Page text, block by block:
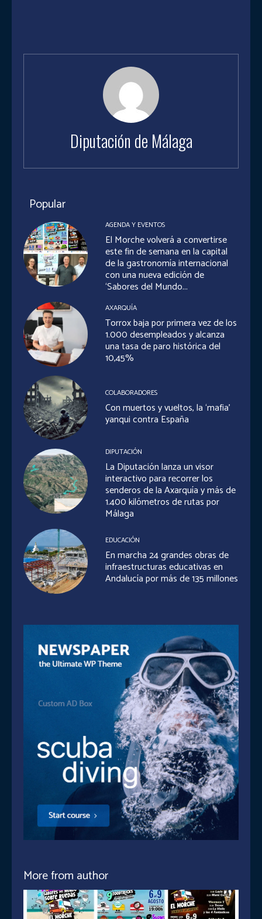
Diputación de Málaga
Popular
AGENDA Y EVENTOS
El Morche volverá a convertirse
este fin de semana en la capital
de la gastronomía internacional
con una nueva edición de
‘Sabores del Mundo...
AXARQUÍA
Torrox baja por primera vez de los
1.000 desempleados y alcanza
una tasa de paro histórica del
10,45%
COLABORADORES
Con muertos y vueltos, la ‘mafia’
yanqui contra España
DIPUTACIÓN
La Diputación lanza un visor
interactivo para recorrer los
senderos de la Axarquía y más de
1.400 kilómetros de rutas por
Málaga
EDUCACIÓN
En marcha 24 grandes obras de
infraestructuras educativas en
Andalucía por más de 135 millones
More from author